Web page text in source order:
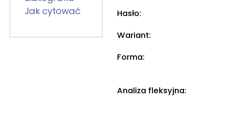
Jak cytować
Hasło:
Wariant:
Forma:
Analiza fleksyjna: